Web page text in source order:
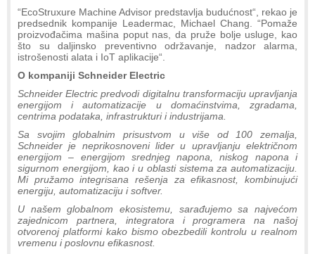
“EcoStruxure Machine Advisor predstavlja budućnost“, rekao je
predsednik kompanije Leadermac, Michael Chang. “Pomaže
proizvođačima mašina poput nas, da pruže bolje usluge, kao
što su daljinsko preventivno održavanje, nadzor alarma,
istrošenosti alata i IoT aplikacije“.
O kompaniji Schneider Electric
Schneider Electric predvodi digitalnu transformaciju upravljanja
energijom i automatizacije u domaćinstvima, zgradama,
centrima podataka, infrastrukturi i industrijama.
Sa svojim globalnim prisustvom u više od 100 zemalja,
Schneider je neprikosnoveni lider u upravljanju električnom
energijom – energijom srednjeg napona, niskog napona i
sigurnom energijom, kao i u oblasti sistema za automatizaciju.
Mi pružamo integrisana rešenja za efikasnost, kombinujući
energiju, automatizaciju i softver.
U našem globalnom ekosistemu, sarađujemo sa najvećom
zajednicom partnera, integratora i programera na našoj
otvorenoj platformi kako bismo obezbedili kontrolu u realnom
vremenu i poslovnu efikasnost.